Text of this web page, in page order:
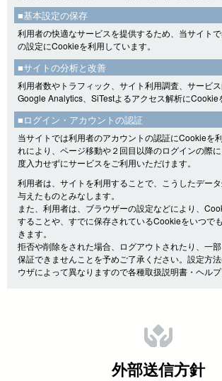
■基本設定の保存
利用者の快適なサービスを提供するため、当サイト
の設定にCookieを利用しています。
■サイトの分析と改善
利用者数やトラフィック、サイト利用調査、サービス
Google Analytics、SiTestよるアクセス解析にCookie
■ログイン・アカウントの認証
当サイトでは利用者のアカウントの認証にCookieを
れにより、ページ移動や２回目以降のログインの際
度入力せずにサービスをご利用いただけます。
利用者は、サイトを利用することで、こうしたデー
与えたものとみなします。
また、利用者は、ブラウザーの設定などにより、
することや、すでに保存されているCookieをいつで
きます。
拒否や削除をされた場合、ログアウトされたり、一
保証できませんことを予めご了承ください。設定方
ウザによって異なりますので各種取扱説明書・ヘルプ
外部送信方針